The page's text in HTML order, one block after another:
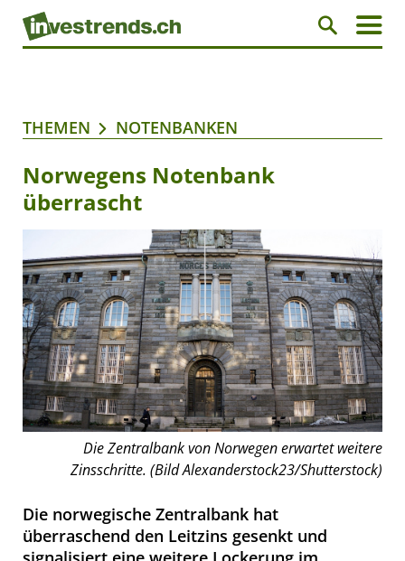
THEMEN NOTENBANKEN
Norwegens Notenbank
überrascht
Die Zentralbank von Norwegen erwartet weitere
Zinsschritte. (Bild Alexanderstock23/Shutterstock)
Die norwegische Zentralbank hat
überraschend den Leitzins gesenkt und